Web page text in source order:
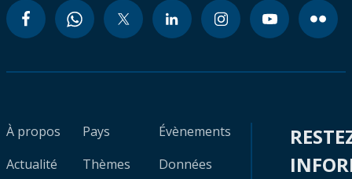
À propos
Actualité
Pays
Thèmes
Évènements
Données